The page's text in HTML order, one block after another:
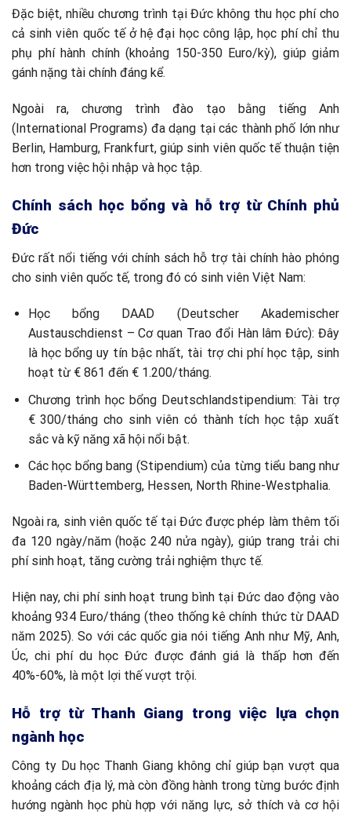
Đặc biệt, nhiều chương trình tại Đức không thu học phí cho
cả sinh viên quốc tế ở hệ đại học công lập, học phí chỉ thu
phụ phí hành chính (khoảng 150-350 Euro/kỳ), giúp giảm
gánh nặng tài chính đáng kể.
Ngoài ra, chương trình đào tạo bằng tiếng Anh
(International Programs) đa dạng tại các thành phố lớn như
Berlin, Hamburg, Frankfurt, giúp sinh viên quốc tế thuận tiện
hơn trong việc hội nhập và học tập.
Chính sách học bổng và hỗ trợ từ Chính phủ
Đức
Đức rất nổi tiếng với chính sách hỗ trợ tài chính hào phóng
cho sinh viên quốc tế, trong đó có sinh viên Việt Nam:
Học bổng DAAD (Deutscher Akademischer
Austauschdienst – Cơ quan Trao đổi Hàn lâm Đức): Đây
là học bổng uy tín bậc nhất, tài trợ chi phí học tập, sinh
hoạt từ € 861 đến € 1.200/tháng.
Chương trình học bổng Deutschlandstipendium: Tài trợ
€ 300/tháng cho sinh viên có thành tích học tập xuất
sắc và kỹ năng xã hội nổi bật.
Các học bổng bang (Stipendium) của từng tiểu bang như
Baden-Württemberg, Hessen, North Rhine-Westphalia.
Ngoài ra, sinh viên quốc tế tại Đức được phép làm thêm tối
đa 120 ngày/năm (hoặc 240 nửa ngày), giúp trang trải chi
phí sinh hoạt, tăng cường trải nghiệm thực tế.
Hiện nay, chi phí sinh hoạt trung bình tại Đức dao động vào
khoảng 934 Euro/tháng (theo thống kê chính thức từ DAAD
năm 2025). So với các quốc gia nói tiếng Anh như Mỹ, Anh,
Úc, chi phí du học Đức được đánh giá là thấp hơn đến
40%-60%, là một lợi thế vượt trội.
Hỗ trợ từ Thanh Giang trong việc lựa chọn
ngành học
Công ty Du học Thanh Giang không chỉ giúp bạn vượt qua
khoảng cách địa lý, mà còn đồng hành trong từng bước định
hướng ngành học phù hợp với năng lực, sở thích và cơ hội